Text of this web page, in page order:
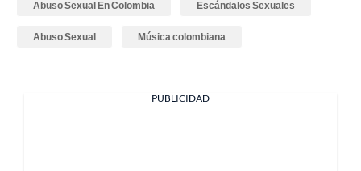
Abuso Sexual En Colombia Escándalos Sexuales
Abuso Sexual Música colombiana
PUBLICIDAD